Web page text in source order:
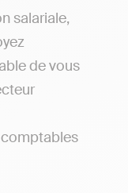
salariale,
de vous
comptables